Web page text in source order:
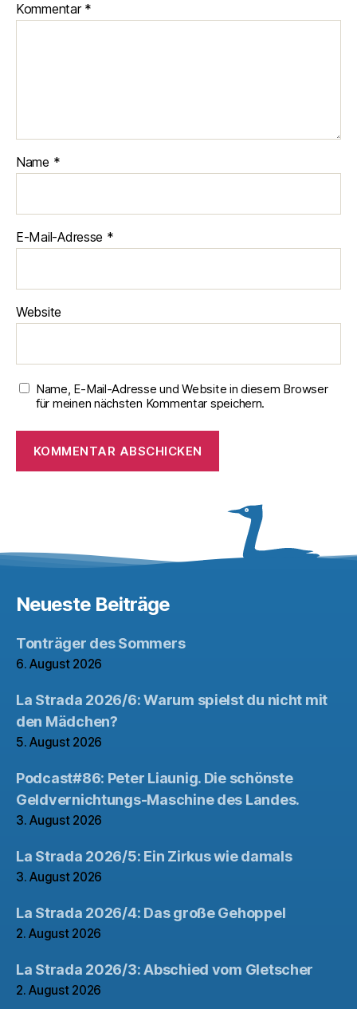
Kommentar *
Name *
E-Mail-Adresse *
Website
Name, E-Mail-Adresse und Website in diesem Browser
für meinen nächsten Kommentar speichern.
Neueste Beiträge
Tonträger des Sommers
6. August 2026
La Strada 2026/6: Warum spielst du nicht mit
den Mädchen?
5. August 2026
Podcast#86: Peter Liaunig. Die schönste
Geldvernichtungs-Maschine des Landes.
3. August 2026
La Strada 2026/5: Ein Zirkus wie damals
3. August 2026
La Strada 2026/4: Das große Gehoppel
2. August 2026
La Strada 2026/3: Abschied vom Gletscher
2. August 2026